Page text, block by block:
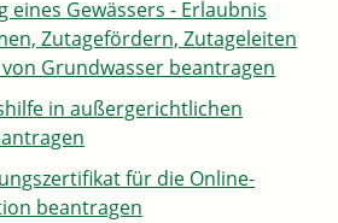
eines Gewässers - Erlaubnis
Zutagefördern, Zutageleiten
Grundwasser beantragen
in außergerichtlichen
für die Online-
beantragen